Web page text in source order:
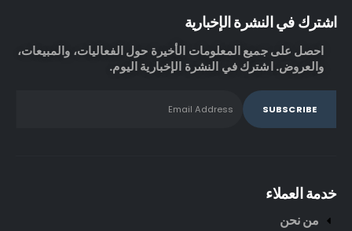
اشترك في النشرة الإخبارية
احصل على جميع المعلومات الأخيرة حول الفعاليات، والمبيعات،
والعروض. اشترك في النشرة الإخبارية اليوم.
خدمة العملاء
من نحن